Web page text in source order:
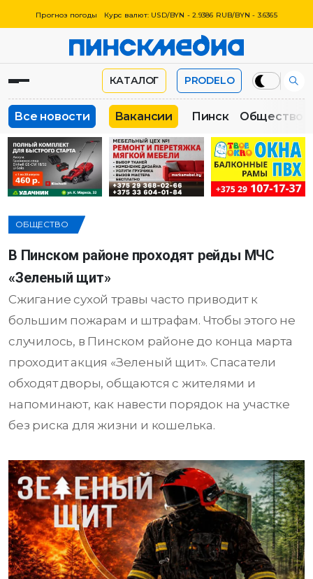
Прогноз погоды Курс валют: USD/BYN - 2.9386 RUB/BYN - 3.6365
КАТАЛОГ PRODELO
Все новости Вакансии Пинск Общество
ОБЩЕСТВО
В Пинском районе проходят рейды МЧС
«Зеленый щит»
Сжигание сухой травы часто приводит к
большим пожарам и штрафам. Чтобы этого не
случилось, в Пинском районе до конца марта
проходит акция «Зеленый щит». Спасатели
обходят дворы, общаются с жителями и
напоминают, как навести порядок на участке
без риска для жизни и кошелька.